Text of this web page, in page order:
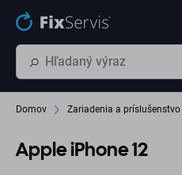
Preskočiť na hlavný obsah
Domov Zariadenia a príslušenstvo
Apple iPhone 12